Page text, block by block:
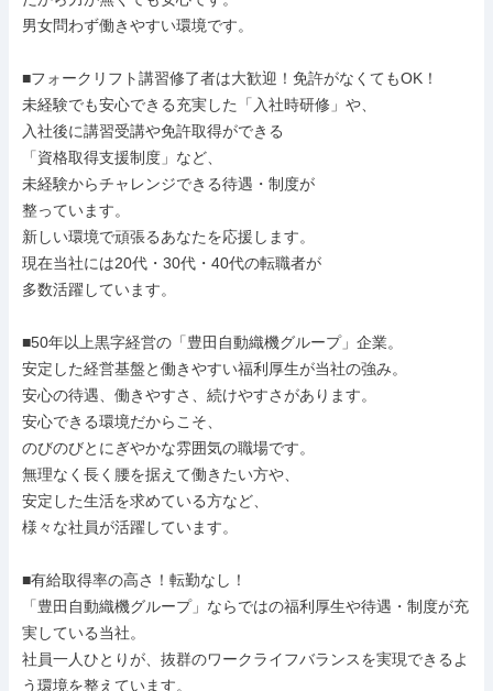
男女問わず働きやすい環境です。
■フォークリフト講習修了者は大歓迎！免許がなくてもOK！
未経験でも安心できる充実した「入社時研修」や、
入社後に講習受講や免許取得ができる
「資格取得支援制度」など、
未経験からチャレンジできる待遇・制度が
整っています。
新しい環境で頑張るあなたを応援します。
現在当社には20代・30代・40代の転職者が
多数活躍しています。
■50年以上黒字経営の「豊田自動織機グループ」企業。
安定した経営基盤と働きやすい福利厚生が当社の強み。
安心の待遇、働きやすさ、続けやすさがあります。
安心できる環境だからこそ、
のびのびとにぎやかな雰囲気の職場です。
無理なく長く腰を据えて働きたい方や、
安定した生活を求めている方など、
様々な社員が活躍しています。
■有給取得率の高さ！転勤なし！
「豊田自動織機グループ」ならではの福利厚生や待遇・制度が充
実している当社。
社員一人ひとりが、抜群のワークライフバランスを実現できるよ
う環境を整えています。